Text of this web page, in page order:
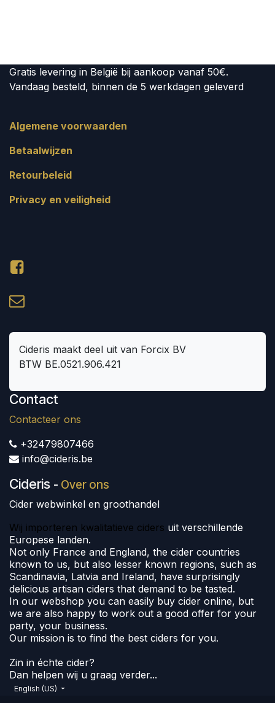
Gratis levering in België bij aankoop vanaf 50€.
Vandaag besteld, binnen de 5 werkdagen geleverd
Algemene voorwaarden
Betaalwijzen
Retourbeleid
Privacy en veiligheid
Cideris maakt deel uit van Forcix BV
BTW BE.0521.906.421
Contact
Contacteer ons
+32479807466
info@cideris.be
Cideris - Over ons
Cider webwinkel en groothandel
Wij importeren kwalitatieve ciders uit verschillende
Europese landen.
Not only France and England, the cider countries
known to us, but also lesser known regions, such as
Scandinavia, Latvia and Ireland, have surprisingly
delicious artisan ciders that demand to be tasted.
In our webshop you can easily buy cider online, but
we are also happy to work out a good offer for your
party, your business.
Our mission is to find the best ciders for you.
Zin in échte cider?
Dan helpen wij u graag verder...
English (US)